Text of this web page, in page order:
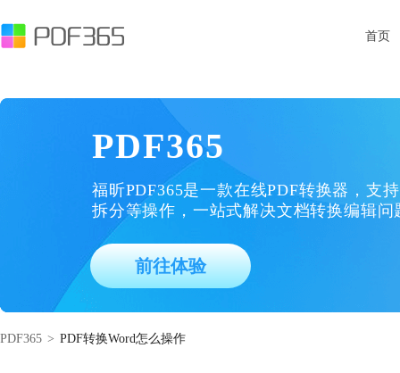
首页
PDF365
福昕PDF365是一款在线PDF转换器，支
拆分等操作，一站式解决文档转换编辑问
前往体验
PDF365 > PDF转换Word怎么操作